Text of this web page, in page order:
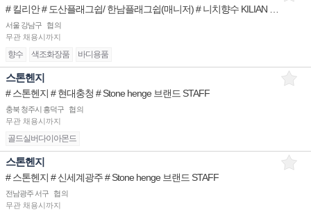
서울 강남구
협의
무관 채용시까지
향수 색조화장품 바디용품
스톤헨지
# 스톤헨지 # 현대충청 # Stone henge 브랜드 STAFF
충북 청주시 흥덕구
협의
무관 채용시까지
골드실버다이아몬드
스톤헨지
# 스톤헨지 # 신세계광주 # Stone henge 브랜드 STAFF
전남광주 서구
협의
무관 채용시까지